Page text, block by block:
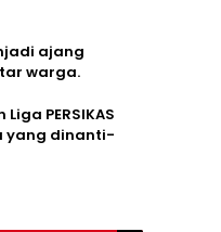
ajang
warga.
PERSIKAS
yang dinanti-